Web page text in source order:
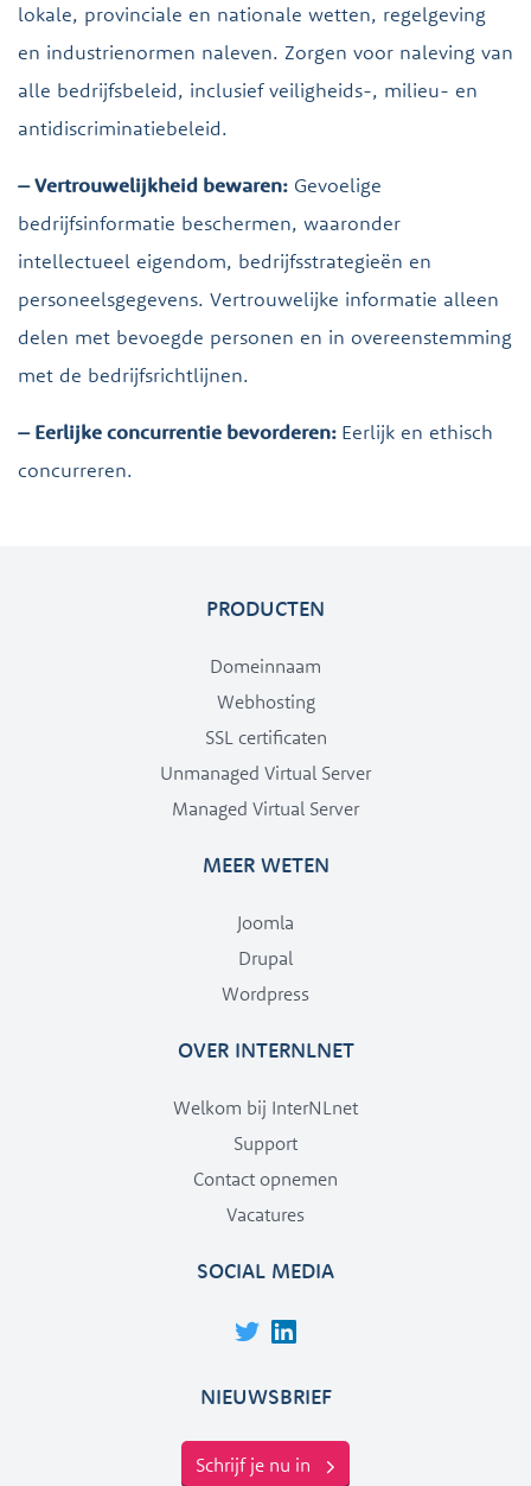
lokale, provinciale en nationale wetten, regelgeving
en industrienormen naleven. Zorgen voor naleving van
alle bedrijfsbeleid, inclusief veiligheids-, milieu- en
antidiscriminatiebeleid.
– Vertrouwelijkheid bewaren: Gevoelige
bedrijfsinformatie beschermen, waaronder
intellectueel eigendom, bedrijfsstrategieën en
personeelsgegevens. Vertrouwelijke informatie alleen
delen met bevoegde personen en in overeenstemming
met de bedrijfsrichtlijnen.
– Eerlijke concurrentie bevorderen: Eerlijk en ethisch
concurreren.
PRODUCTEN
Domeinnaam
Webhosting
SSL certificaten
Unmanaged Virtual Server
Managed Virtual Server
MEER WETEN
Joomla
Drupal
Wordpress
OVER INTERNLNET
Welkom bij InterNLnet
Support
Contact opnemen
Vacatures
SOCIAL MEDIA
NIEUWSBRIEF
Schrijf je nu in